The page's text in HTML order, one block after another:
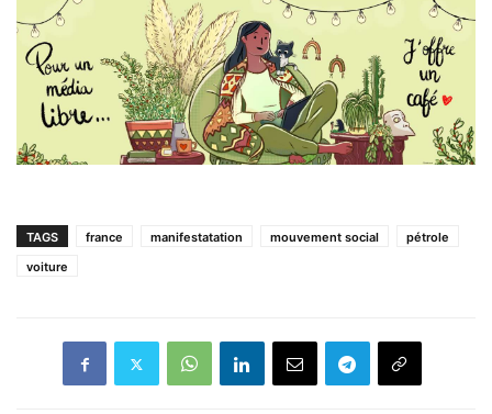
TAGS france manifestatation mouvement social
pétrole
voiture